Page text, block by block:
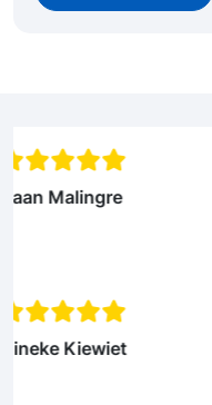
Menno Van Den Brink